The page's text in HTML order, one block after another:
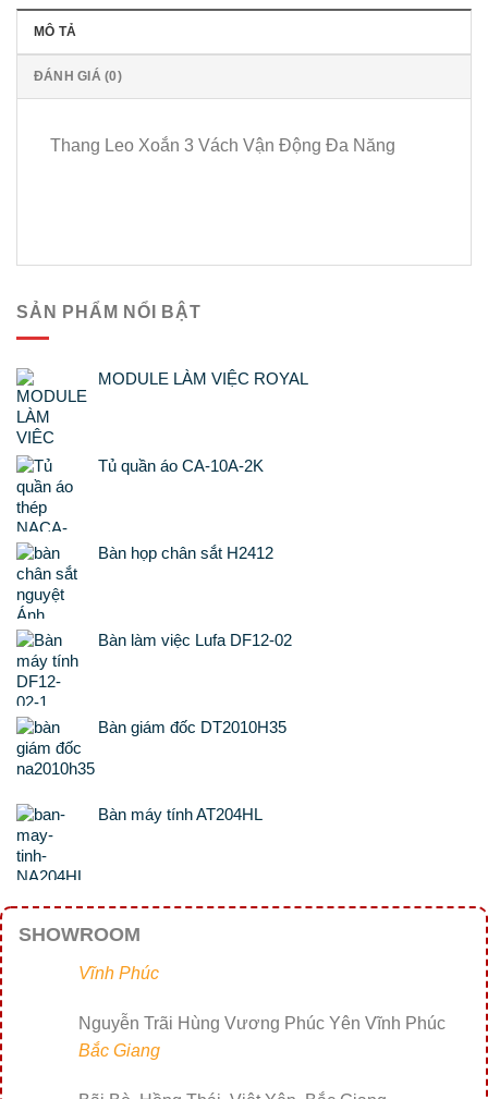
MÔ TẢ
ĐÁNH GIÁ (0)
Thang Leo Xoắn 3 Vách Vận Động Đa Năng
SẢN PHẨM NỔI BẬT
MODULE LÀM VIỆC ROYAL
Tủ quần áo CA-10A-2K
Bàn họp chân sắt H2412
Bàn làm việc Lufa DF12-02
Bàn giám đốc DT2010H35
Bàn máy tính AT204HL
SHOWROOM
Vĩnh Phúc
Nguyễn Trãi Hùng Vương Phúc Yên Vĩnh Phúc
Bắc Giang